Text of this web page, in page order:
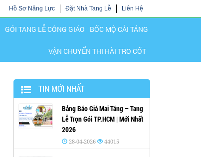
Hồ Sơ Năng Lực Đặt Nhà Tang Lễ Liên Hệ
GÓI TANG LỄ CÔNG GIÁO BỐC MỘ CẢI TÁNG
VẬN CHUYỂN THI HÀI TRO CỐT
TIN MỚI NHẤT
Bảng Báo Giá Mai Táng – Tang
Lễ Trọn Gói TP.HCM | Mới Nhất
2026
28-04-2026 44015